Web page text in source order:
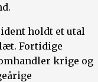
holdt et utal
Fortidige
krige og